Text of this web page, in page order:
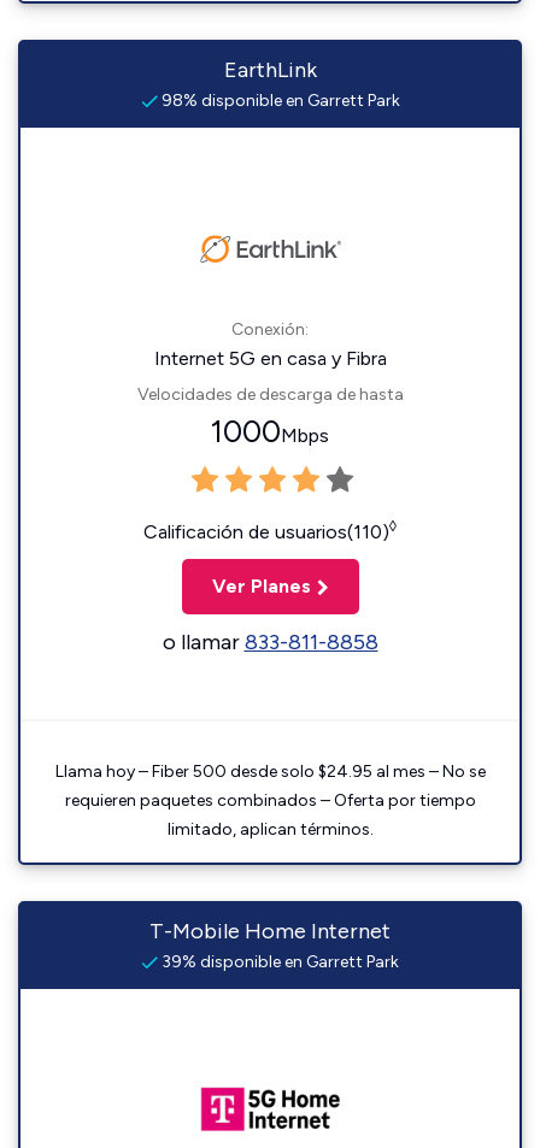
EarthLink
98% disponible en Garrett Park
Conexión:
Internet 5G en casa y Fibra
Velocidades de descarga de hasta
1000Mbps
Calificación de usuarios(110)◊
Ver Planes
o llamar833-811-8858
Llama hoy – Fiber 500 desde solo $24.95 al mes – No se
requieren paquetes combinados – Oferta por tiempo
limitado, aplican términos.
T-Mobile Home Internet
39% disponible en Garrett Park